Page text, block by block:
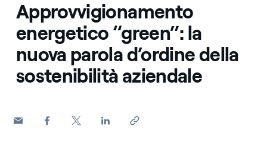
Approvvigionamento
energetico “green”: la
nuova parola d’ordine della
sostenibilità aziendale